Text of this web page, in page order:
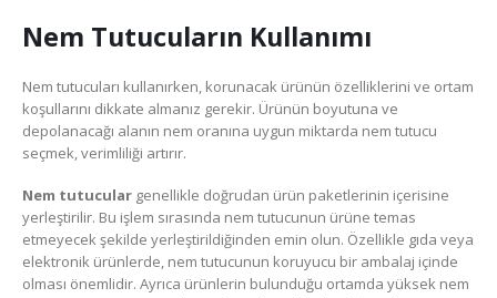
Nem Tutucuların Kullanımı
Nem tutucuları kullanırken, korunacak ürünün özelliklerini ve ortam
koşullarını dikkate almanız gerekir. Ürünün boyutuna ve
depolanacağı alanın nem oranına uygun miktarda nem tutucu
seçmek, verimliliği artırır.
Nem tutucular genellikle doğrudan ürün paketlerinin içerisine
yerleştirilir. Bu işlem sırasında nem tutucunun ürüne temas
etmeyecek şekilde yerleştirildiğinden emin olun. Özellikle gıda veya
elektronik ürünlerde, nem tutucunun koruyucu bir ambalaj içinde
olması önemlidir. Ayrıca ürünlerin bulunduğu ortamda yüksek nem